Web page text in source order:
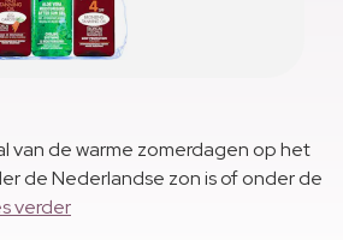
van de warme zomerdagen op het
de Nederlandse zon is of onder de
verder